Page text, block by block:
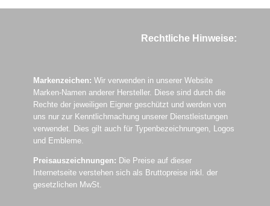
Rechtliche Hinweise:
Markenzeichen: Wir verwenden in unserer Website
Marken-Namen anderer Hersteller. Diese sind durch die
Rechte der jeweiligen Eigner geschützt und werden von
uns nur zur Kenntlichmachung unserer Dienstleistungen
verwendet. Dies gilt auch für Typenbezeichnungen, Logos
und Embleme.
Preisauszeichnungen: Die Preise auf dieser
Internetseite verstehen sich als Bruttopreise inkl. der
gesetzlichen MwSt.